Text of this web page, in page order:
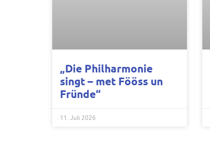
„Die Philharmonie
singt – met Fööss un
Fründe“
11. Juli 2026